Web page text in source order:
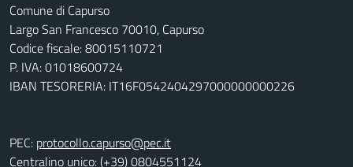
Comune di Capurso
Largo San Francesco 70010, Capurso
Codice fiscale: 80015110721
P. IVA: 01018600724
IBAN TESORERIA: IT16F0542404297000000000226
PEC: protocollo.capurso@pec.it
Centralino unico: (+39) 0804551124